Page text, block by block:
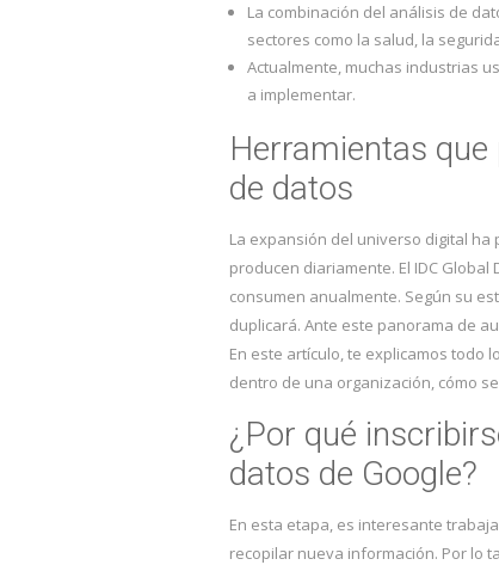
La combinación del análisis de
sectores como la salud, la
Actualmente, muchas industrias
a implementar.
Herramientas
de datos
La expansión del universo digital
producen diariamente. El IDC
consumen anualmente. Según su
duplicará. Ante este panorama de
En este artículo, te explicamos todo
dentro de una organización, cómo
¿Por qué
datos de Google?
En esta etapa, es interesante
recopilar nueva información. Por lo